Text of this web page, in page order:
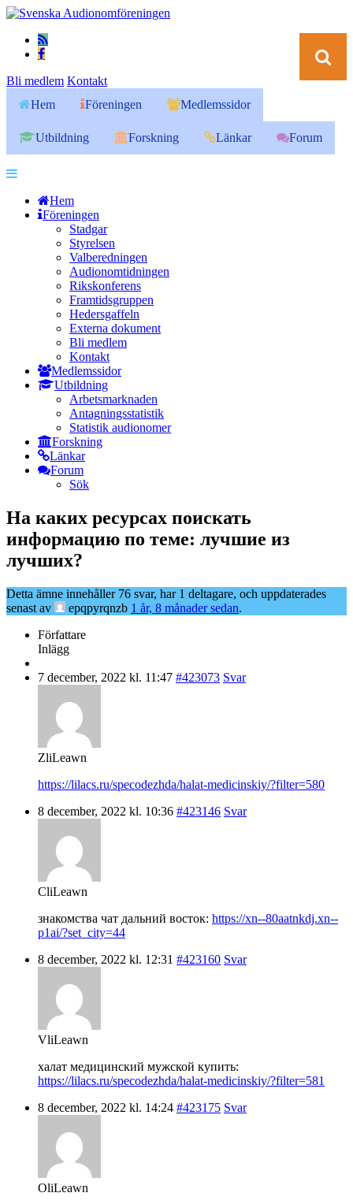
Bli medlem Kontakt
Hem
Föreningen Medlemssidor
Utbildning Forskning Länkar Forum
Hem
Föreningen
Stadgar
Styrelsen
Valberedningen
Audionomtidningen
Rikskonferens
Framtidsgruppen
Hedersgaffeln
Externa dokument
Bli medlem
Kontakt
Medlemssidor
Utbildning
Arbetsmarknaden
Antagningsstatistik
Statistik audionomer
Forskning
Länkar
Forum
Sök
На каких ресурсах поискать
информацию по теме: лучшие из
лучших?
Detta ämne innehåller 76 svar, har 1 deltagare, och uppdaterades
senast av
epqpyrqnzb 1 år, 8 månader sedan.
Författare
Inlägg
7 december, 2022 kl. 11:47 #423073 Svar
ZliLeawn
https://lilacs.ru/specodezhda/halat-medicinskiy/?filter=580
8 december, 2022 kl. 10:36 #423146 Svar
CliLeawn
знакомства чат дальний восток: https://xn--80aatnkdj.xn--
p1ai/?set_city=44
8 december, 2022 kl. 12:31 #423160 Svar
VliLeawn
халат медицинский мужской купить:
https://lilacs.ru/specodezhda/halat-medicinskiy/?filter=581
8 december, 2022 kl. 14:24 #423175 Svar
OliLeawn